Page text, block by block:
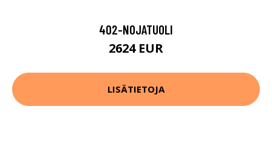
402-NOJATUOLI
2624 EUR
LISÄTIETOJA